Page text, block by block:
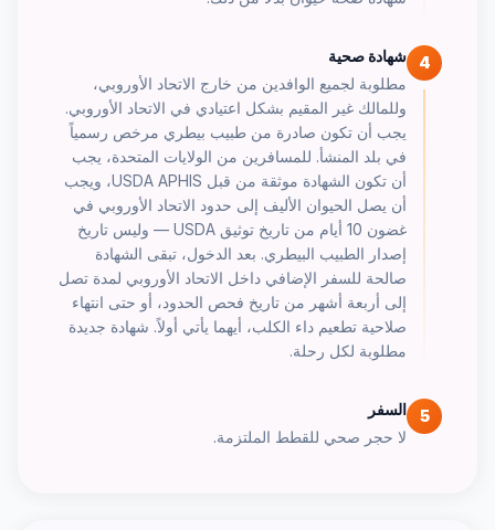
4
شهادة صحية
مطلوبة لجميع الوافدين من خارج الاتحاد الأوروبي،
وللمالك غير المقيم بشكل اعتيادي في الاتحاد الأوروبي.
يجب أن تكون صادرة من طبيب بيطري مرخص رسمياً
في بلد المنشأ. للمسافرين من الولايات المتحدة، يجب
أن تكون الشهادة موثقة من قبل USDA APHIS، ويجب
أن يصل الحيوان الأليف إلى حدود الاتحاد الأوروبي في
غضون 10 أيام من تاريخ توثيق USDA — وليس تاريخ
إصدار الطبيب البيطري. بعد الدخول، تبقى الشهادة
صالحة للسفر الإضافي داخل الاتحاد الأوروبي لمدة تصل
إلى أربعة أشهر من تاريخ فحص الحدود، أو حتى انتهاء
صلاحية تطعيم داء الكلب، أيهما يأتي أولاً. شهادة جديدة
مطلوبة لكل رحلة.
5
السفر
لا حجر صحي للقطط الملتزمة.